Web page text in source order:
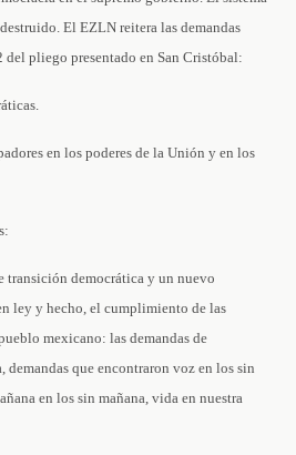
El EZLN reitera las demandas
del pliego presentado en San Cristóbal:
en los poderes de la Unión y en los
transición democrática y un nuevo
ley y hecho, el cumplimiento de las
mexicano: las demandas de
que encontraron voz en los sin
en los sin mañana, vida en nuestra